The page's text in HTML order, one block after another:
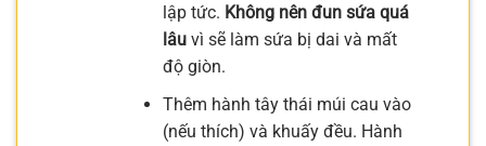
lập tức. Không nên đun sứa quá
lâuvì sẽ làm sứa bị dai và mất
độ giòn.
Thêm hành tây thái múi cau vào
(nếu thích) và khuấy đều. Hành